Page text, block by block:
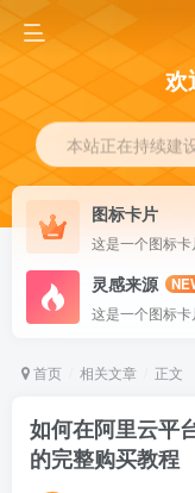
欢
本站正在持续建
图标卡片
这是一个图标卡
灵感来源
这是一个图标卡
首页 相关文章 正文
如何在阿里云平
的完整购买教程